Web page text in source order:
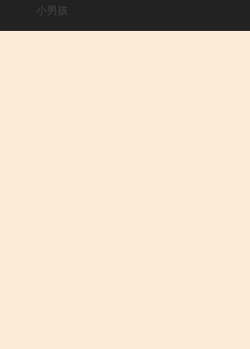
小男孩